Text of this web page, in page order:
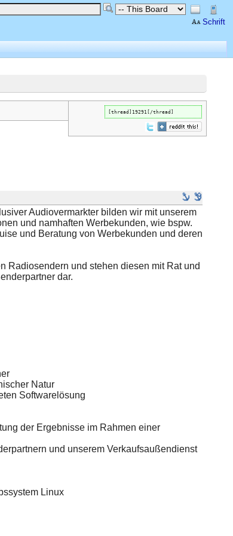
Schrift
[thread]19291[/thread]
Audiovermarkter bilden wir mit unserem
und namhaften Werbekunden, wie bspw.
und Beratung von Werbekunden und deren
Radiosendern und stehen diesen mit Rat und
dar.
Natur
Softwarelösung
der Ergebnisse im Rahmen einer
und unserem Verkaufsaußendienst
Linux